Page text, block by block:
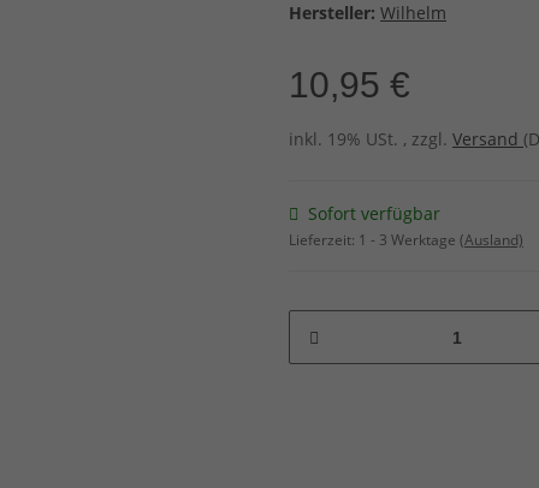
Hersteller: Wilhelm
10,95 €
inkl. 19% USt. , zzgl. Versand
Sofort verfügbar
Lieferzeit: 1 - 3 Werktage (Ausland)